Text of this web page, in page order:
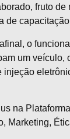
fruto de
de
o
um veículo,
injeção
na Plataforma
Marketing,